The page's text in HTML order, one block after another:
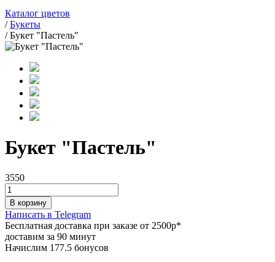
Каталог цветов
/Букеты
/Букет "Пастель"
Букет "Пастель"
3550
В корзину
Написать в Telegram
Бесплатная доставка при заказе от 2500р*
доставим за 90 минут
Начислим 177.5 бонусов